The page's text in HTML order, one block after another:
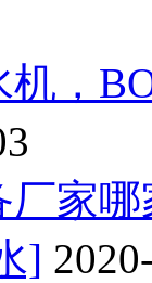
，
厂家
]